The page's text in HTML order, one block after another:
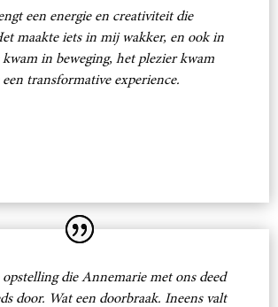
een energie en creativiteit die
maakte iets in mij wakker, en ook in
in beweging, het plezier kwam
transformative experience.
die Annemarie met ons deed
door. Wat een doorbraak. Ineens valt